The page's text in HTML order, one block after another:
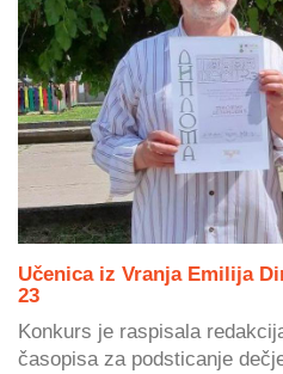
Učenica iz Vranja Emilija
23
Konkurs je raspisala
časopisa za podsticanje